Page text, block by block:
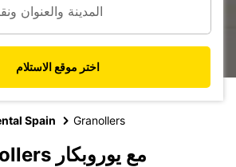
اختر موقع الاستلام
Spain Granollers
اكتشف Granollers مع يوروبكار